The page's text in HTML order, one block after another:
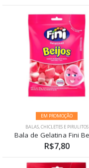
EM PROMOÇÃO
BALAS, CHICLETES E PIRULITOS
R$7,80